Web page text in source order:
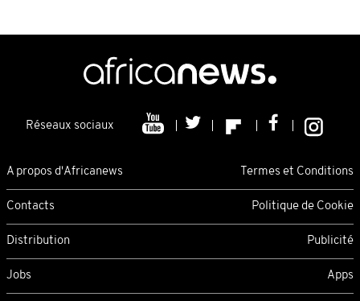
Réseaux sociaux
A propos d'Africanews Termes et Conditions
Contacts Politique de Cookie
Distribution Publicité
Jobs Apps